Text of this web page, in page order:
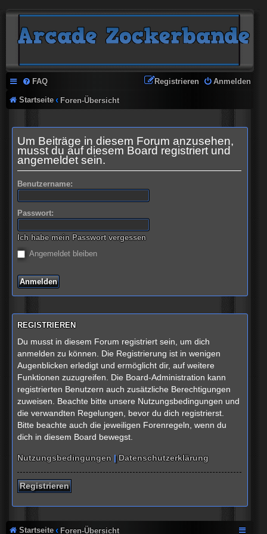
FAQ Anmelden
Registrieren
Startseite Foren-Übersicht
Um Beiträge in diesem Forum anzusehen,
musst du auf diesem Board registriert und
angemeldet sein.
Benutzername:
Passwort:
Ich habe mein Passwort vergessen
Angemeldet bleiben
REGISTRIEREN
Du musst in diesem Forum registriert sein, um dich
anmelden zu können. Die Registrierung ist in wenigen
Augenblicken erledigt und ermöglicht dir, auf weitere
Funktionen zuzugreifen. Die Board-Administration kann
registrierten Benutzern auch zusätzliche Berechtigungen
zuweisen. Beachte bitte unsere Nutzungsbedingungen und
die verwandten Regelungen, bevor du dich registrierst.
Bitte beachte auch die jeweiligen Forenregeln, wenn du
dich in diesem Board bewegst.
Nutzungsbedingungen |Datenschutzerklärung
Registrieren
Startseite Foren-Übersicht